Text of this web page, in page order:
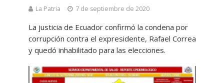
La Patria 7 de septiembre de 2020
La justicia de Ecuador confirmó la condena por
corrupción contra el expresidente, Rafael Correa
y quedó inhabilitado para las elecciones.